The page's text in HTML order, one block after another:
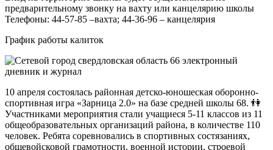
предварительному звонку на вахту или канцелярию школы
Телефоны: 44-57-85 –вахта; 44-36-96 – канцелярия
График работы калиток
10 апреля состоялась районная детско-юношеская оборонно-
спортивная игра «Зарница 2.0» на базе средней школы 68. 👫
Участниками мероприятия стали учащиеся 5-11 классов из 11
общеобразовательных организаций района, в количестве 110
человек. Ребята соревновались в спортивных состязаниях,
общевойсковой грамотности, военной истории, строевой